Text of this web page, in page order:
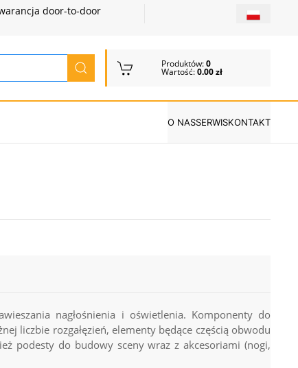
door-to-door
Produktów:0
Wartość:0.00 zł
O NASSERWISKONTAKT
nagłośnienia i oświetlenia. Komponenty do
liczbie rozgałęzień, elementy będące częścią obwodu
podesty do budowy sceny wraz z akcesoriami (nogi,